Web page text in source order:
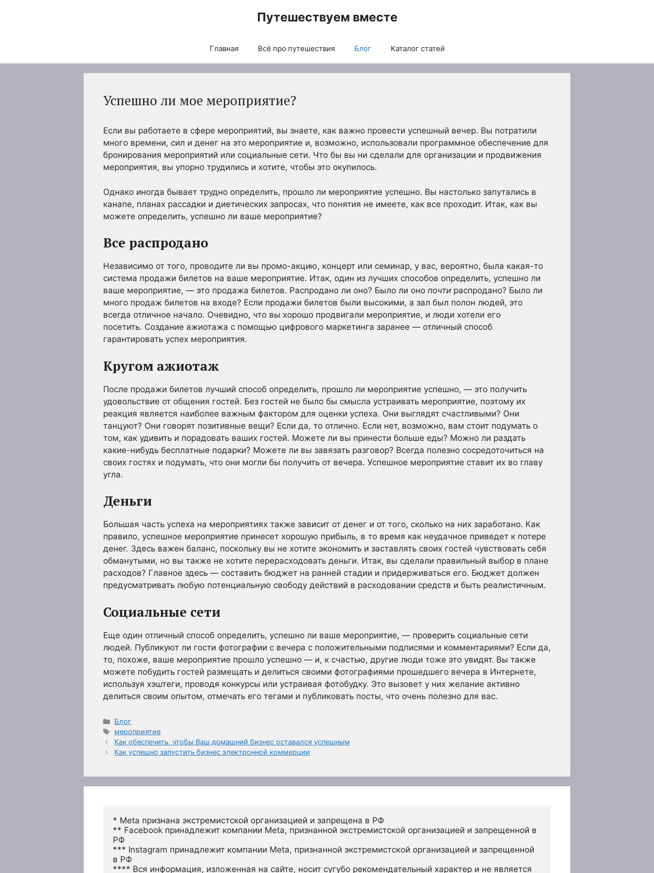
Путешествуем вместе
Главная Всё про путешествия Блог Каталог статей
Успешно ли мое мероприятие?
Если вы работаете в сфере мероприятий, вы знаете, как важно провести успешный вечер. Вы потратили
много времени, сил и денег на это мероприятие и, возможно, использовали программное обеспечение для
бронирования мероприятий или социальные сети. Что бы вы ни сделали для организации и продвижения
мероприятия, вы упорно трудились и хотите, чтобы это окупилось.
Однако иногда бывает трудно определить, прошло ли мероприятие успешно. Вы настолько запутались в
канапе, планах рассадки и диетических запросах, что понятия не имеете, как все проходит. Итак, как вы
можете определить, успешно ли ваше мероприятие?
Все распродано
Независимо от того, проводите ли вы промо-акцию, концерт или семинар, у вас, вероятно, была какая-то
система продажи билетов на ваше мероприятие. Итак, один из лучших способов определить, успешно ли
ваше мероприятие, — это продажа билетов. Распродано ли оно? Было ли оно почти распродано? Было ли
много продаж билетов на входе? Если продажи билетов были высокими, а зал был полон людей, это
всегда отличное начало. Очевидно, что вы хорошо продвигали мероприятие, и люди хотели его
посетить. Создание ажиотажа с помощью цифрового маркетинга заранее — отличный способ
гарантировать успех мероприятия.
Кругом ажиотаж
После продажи билетов лучший способ определить, прошло ли мероприятие успешно, — это получить
удовольствие от общения гостей. Без гостей не было бы смысла устраивать мероприятие, поэтому их
реакция является наиболее важным фактором для оценки успеха. Они выглядят счастливыми? Они
танцуют? Они говорят позитивные вещи? Если да, то отлично. Если нет, возможно, вам стоит подумать о
том, как удивить и порадовать ваших гостей. Можете ли вы принести больше еды? Можно ли раздать
какие-нибудь бесплатные подарки? Можете ли вы завязать разговор? Всегда полезно сосредоточиться на
своих гостях и подумать, что они могли бы получить от вечера. Успешное мероприятие ставит их во главу
угла.
Деньги
Большая часть успеха на мероприятиях также зависит от денег и от того, сколько на них заработано. Как
правило, успешное мероприятие принесет хорошую прибыль, в то время как неудачное приведет к потере
денег. Здесь важен баланс, поскольку вы не хотите экономить и заставлять своих гостей чувствовать себя
обманутыми, но вы также не хотите перерасходовать деньги. Итак, вы сделали правильный выбор в плане
расходов? Главное здесь — составить бюджет на ранней стадии и придерживаться его. Бюджет должен
предусматривать любую потенциальную свободу действий в расходовании средств и быть реалистичным.
Социальные сети
Еще один отличный способ определить, успешно ли ваше мероприятие, — проверить социальные сети
людей. Публикуют ли гости фотографии с вечера с положительными подписями и комментариями? Если да,
то, похоже, ваше мероприятие прошло успешно — и, к счастью, другие люди тоже это увидят. Вы также
можете побудить гостей размещать и делиться своими фотографиями прошедшего вечера в Интернете,
используя хэштеги, проводя конкурсы или устраивая фотобудку. Это вызовет у них желание активно
делиться своим опытом, отмечать его тегами и публиковать посты, что очень полезно для вас.
Рубрики
Блог
Метки
мероприятие
Как обеспечить, чтобы Ваш домашний бизнес оставался успешным
Как успешно запустить бизнес электронной коммерции
* Meta признана экстремистской организацией и запрещена в РФ
** Facebook принадлежит компании Meta, признанной экстремистской организацией и запрещенной в
РФ
*** Instagram принадлежит компании Meta, признанной экстремистской организацией и запрещенной
в РФ
**** Вся информация, изложенная на сайте, носит сугубо рекомендательный характер и не является